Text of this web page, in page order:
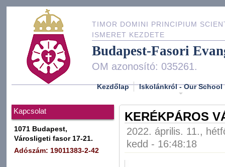
TIMOR DOMINI PRINCIPIUM
ISMERET KEZDETE
Budapest-Fasori
OM azonosító: 035261.
Kezdőlap Iskolánkról - Our School
Kapcsolat
1071 Budapest,
Városligeti fasor 17-21.
Adószám: 19011383-2-42
KERÉKPÁROS
2022. április. 11.,
kedd - 16:48:18